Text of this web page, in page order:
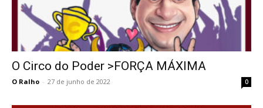
O Circo do Poder >FORÇA MÁXIMA
O Ralho - 27 de junho de 2022 0